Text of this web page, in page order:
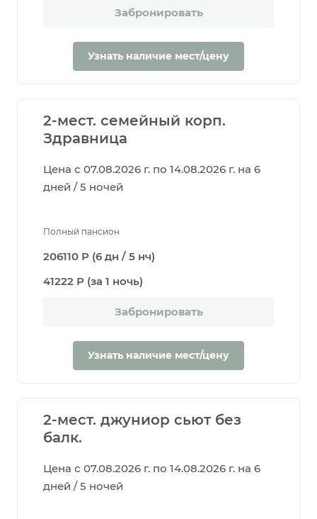
Забронировать
Узнать наличие мест/цену
2-мест. семейный корп.
Здравница
Цена с 07.08.2026 г. по 14.08.2026 г. на 6
дней / 5 ночей
Полный пансион
206110 Р (6 дн / 5 нч)
41222 Р (за 1 ночь)
Забронировать
Узнать наличие мест/цену
2-мест. джуниор сьют без
балк.
Цена с 07.08.2026 г. по 14.08.2026 г. на 6
дней / 5 ночей